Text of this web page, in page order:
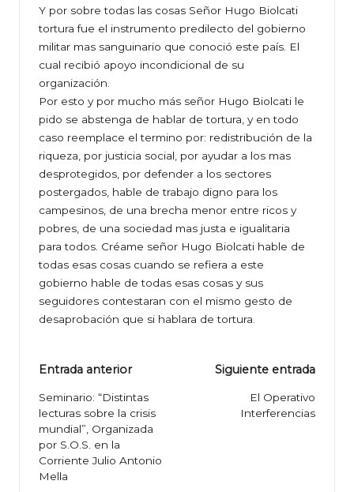
Y por sobre todas las cosas Señor Hugo Biolcati
tortura fue el instrumento predilecto del gobierno
militar mas sanguinario que conoció este país. El
cual recibió apoyo incondicional de su
organización.
Por esto y por mucho más señor Hugo Biolcati le
pido se abstenga de hablar de tortura, y en todo
caso reemplace el termino por: redistribución de la
riqueza, por justicia social, por ayudar a los mas
desprotegidos, por defender a los sectores
postergados, hable de trabajo digno para los
campesinos, de una brecha menor entre ricos y
pobres, de una sociedad mas justa e igualitaria
para todos. Créame señor Hugo Biolcati hable de
todas esas cosas cuando se refiera a este
gobierno hable de todas esas cosas y sus
seguidores contestaran con el mismo gesto de
desaprobación que si hablara de tortura.
Navegación
de
entradas
Entrada anterior
Seminario: “Distintas
lecturas sobre la crisis
mundial”, Organizada
por S.O.S. en la
Corriente Julio Antonio
Mella
Siguiente entrada
El Operativo
Interferencias